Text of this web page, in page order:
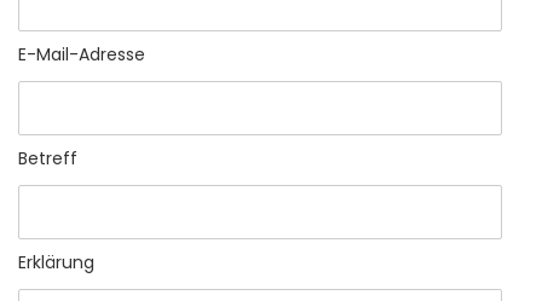
E-Mail-Adresse
Betreff
Erklärung